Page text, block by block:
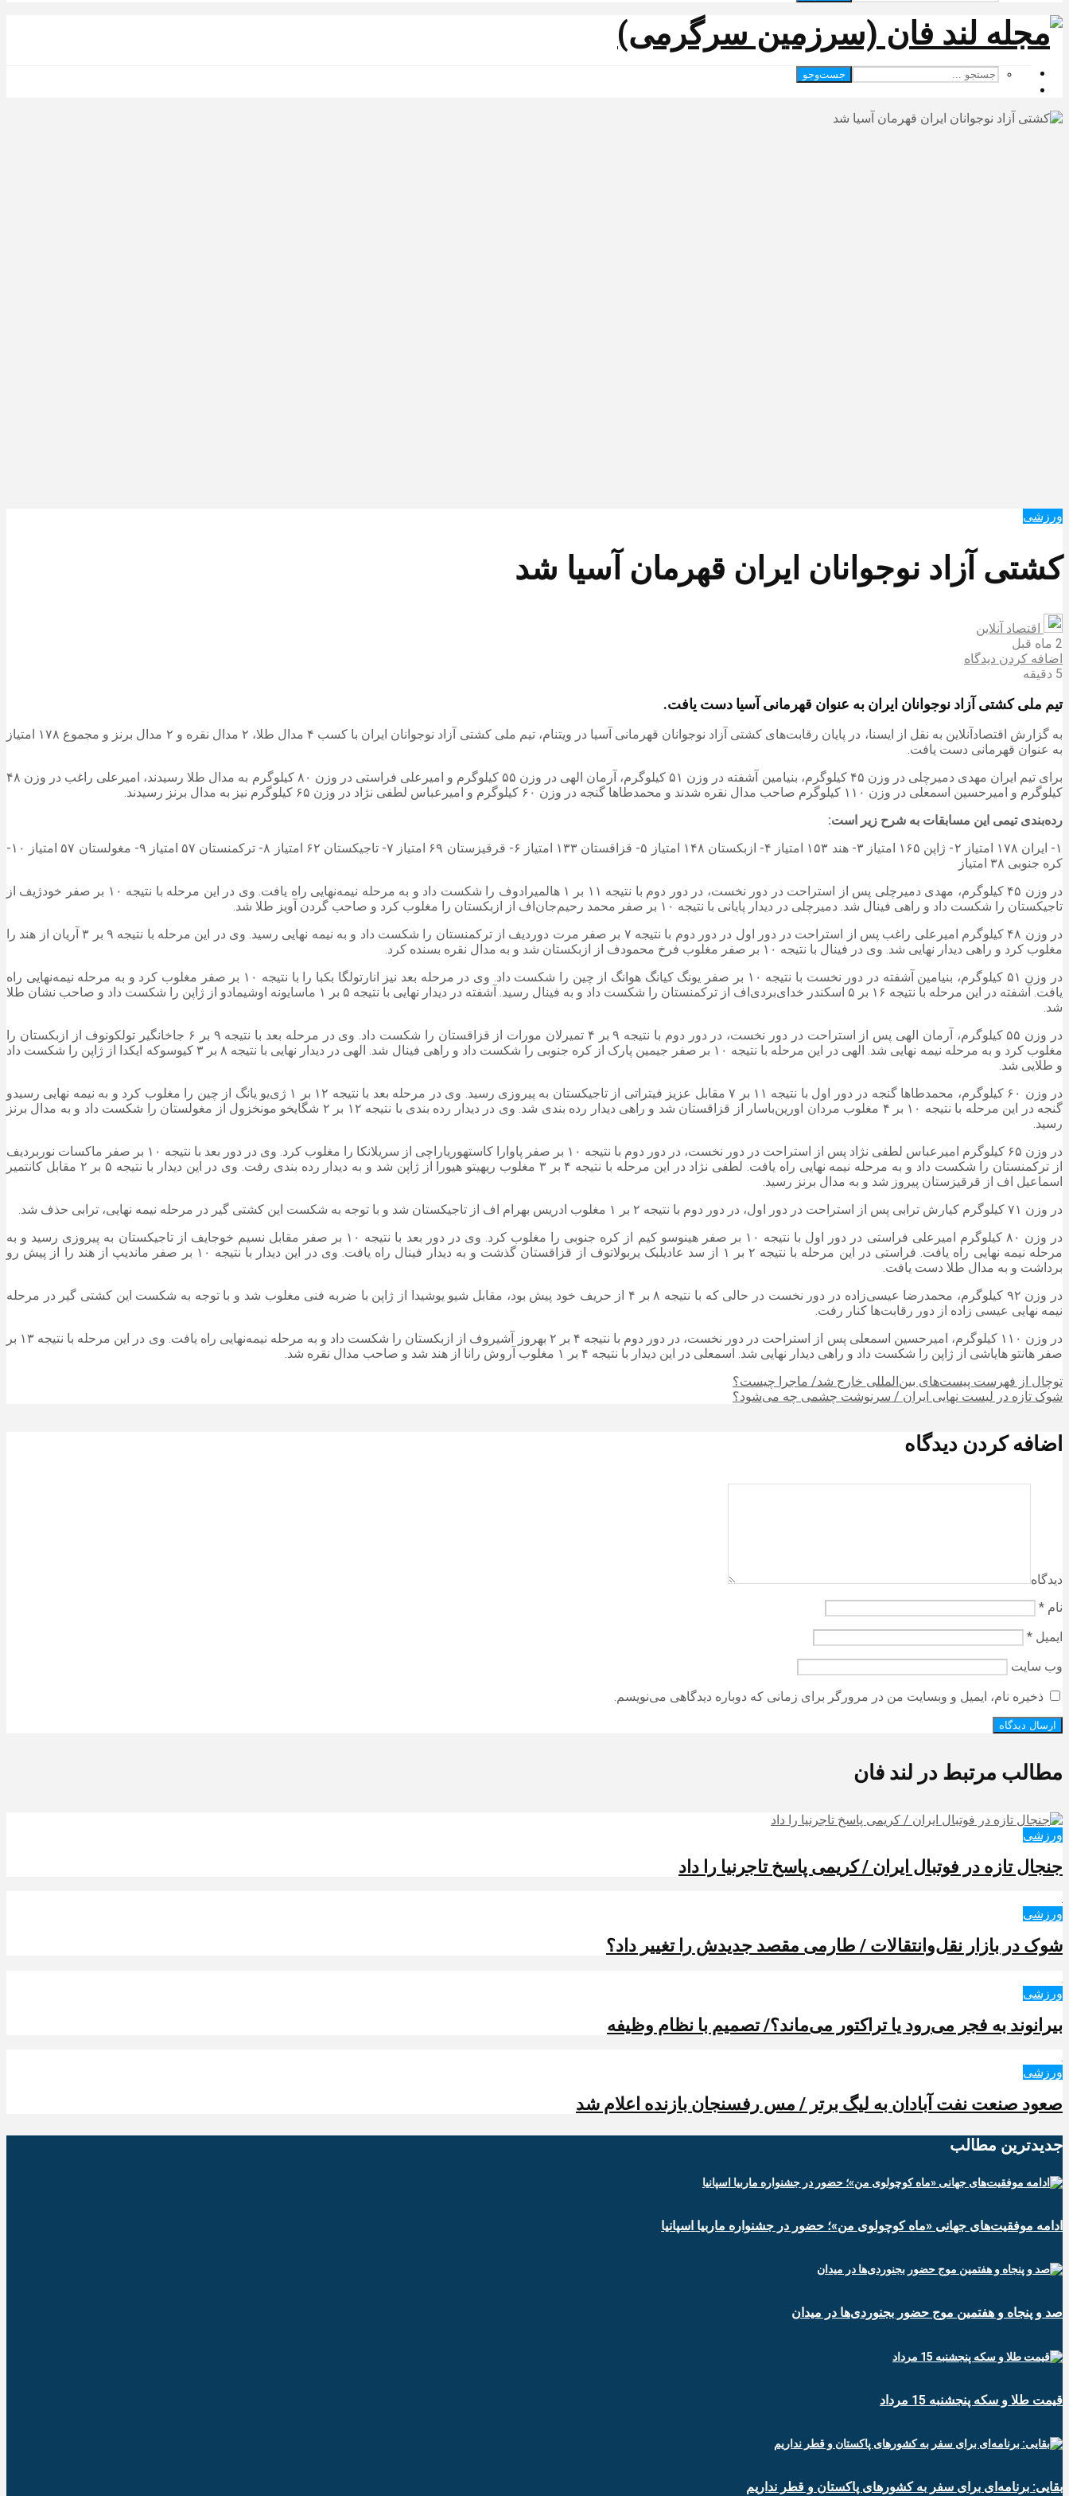
جست‌وجو
ورزشی
کشتی آزاد نوجوانان ایران قهرمان آسیا شد
اقتصاد آنلاین
2 ماه قبل
اضافه کردن دیدگاه
5 دقیقه
تیم ملی کشتی آزاد نوجوانان ایران به عنوان قهرمانی آسیا دست یافت.
به گزارش اقتصادآنلاین به نقل از ایسنا، در پایان رقابت‌های کشتی آزاد نوجوانان قهرمانی آسیا در ویتنام، تیم ملی کشتی آزاد نوجوانان ایران با کسب ۴ مدال طلا، ۲ مدال نقره و ۲ مدال برنز و مجموع ۱۷۸ امتیاز
به عنوان قهرمانی دست یافت.
برای تیم ایران مهدی دمیرچلی در وزن ۴۵ کیلوگرم، بنیامین آشفته در وزن ۵۱ کیلوگرم، آرمان الهی در وزن ۵۵ کیلوگرم و امیرعلی فراستی در وزن ۸۰ کیلوگرم به مدال طلا رسیدند، امیرعلی راغب در وزن ۴۸
کیلوگرم و امیرحسین اسمعلی در وزن ۱۱۰ کیلوگرم صاحب مدال نقره شدند و محمدطا‌ها گنجه در وزن ۶۰ کیلوگرم و امیرعباس لطفی نژاد در وزن ۶۵ کیلوگرم نیز به مدال برنز رسیدند.
رده‌بندی تیمی این مسابقات به شرح زیر است:
۱- ایران ۱۷۸ امتیاز ۲- ژاپن ۱۶۵ امتیاز ۳- هند ۱۵۳ امتیاز ۴- ازبکستان ۱۴۸ امتیاز ۵- قزاقستان ۱۳۳ امتیاز ۶- قرقیزستان ۶۹ امتیاز ۷- تاجیکستان ۶۲ امتیاز ۸- ترکمنستان ۵۷ امتیاز ۹- مغولستان ۵۷ امتیاز ۱۰-
کره جنوبی ۳۸ امتیاز
در وزن ۴۵ کیلوگرم، مهدی دمیرچلی پس از استراحت در دور نخست، در دور دوم با نتیجه ۱۱ بر ۱ هالمیرادوف را شکست داد و به مرحله نیمه‌نهایی راه یافت. وی در این مرحله با نتیجه ۱۰ بر صفر خودژیف از
تاجیکستان را شکست داد و راهی فینال شد. دمیرچلی در دیدار پایانی با نتیجه ۱۰ بر صفر محمد رحیم‌جان‌اف از ازبکستان را مغلوب کرد و صاحب گردن آویز طلا شد.
در وزن ۴۸ کیلوگرم امیرعلی راغب پس از استراحت در دور اول در دور دوم با نتیجه ۷ بر صفر مرت دوردیف از ترکمنستان را شکست داد و به نیمه نهایی رسید. وی در این مرحله با نتیجه ۹ بر ۳ آریان از هند را
مغلوب کرد و راهی دیدار نهایی شد. وی در فینال با نتیجه ۱۰ بر صفر مغلوب فرخ محمودف از ازبکستان شد و به مدال نقره بسنده کرد.
در وزن ۵۱ کیلوگرم، بنیامین آشفته در دور نخست با نتیجه ۱۰ بر صفر یونگ کیانگ هوانگ از چین را شکست داد. وی در مرحله بعد نیز انارتولگا بکبا را با نتیجه ۱۰ بر صفر مغلوب کرد و به مرحله نیمه‌نهایی راه
یافت. آشفته در این مرحله با نتیجه ۱۶ بر ۵ اسکندر خدای‌بردی‌اف از ترکمنستان را شکست داد و به فینال رسید. آشفته در دیدار نهایی با نتیجه ۵ بر ۱ ماسایونه اوشیمادو از ژاپن را شکست داد و صاحب نشان طلا
شد.
در وزن ۵۵ کیلوگرم، آرمان الهی پس از استراحت در دور نخست، در دور دوم با نتیجه ۹ بر ۴ تمیرلان مورات از قزاقستان را شکست داد. وی در مرحله بعد با نتیجه ۹ بر ۶ جاخانگیر تولکونوف از ازبکستان را
مغلوب کرد و به مرحله نیمه نهایی شد. الهی در این مرحله با نتیجه ۱۰ بر صفر جیمین پارک از کره جنوبی را شکست داد و راهی فینال شد. الهی در دیدار نهایی با نتیجه ۸ بر ۳ کیوسوکه ایکدا از ژاپن را شکست داد
و طلایی شد.
در وزن ۶۰ کیلوگرم، محمدطا‌ها گنجه در دور اول با نتیجه ۱۱ بر ۷ مقابل عزیز فیتراتی از تاجیکستان به پیروزی رسید. وی در مرحله بعد با نتیجه ۱۲ بر ۱ ژی‌یو یانگ از چین را مغلوب کرد و به نیمه نهایی رسیدو
گنجه در این مرحله با نتیجه ۱۰ بر ۴ مغلوب مردان اورین‌باسار از قزاقستان شد و راهی دیدار رده بندی شد. وی در دیدار رده بندی با نتیجه ۱۲ بر ۲ شگایخو مونخزول از مغولستان را شکست داد و به مدال برنز
رسید.
در وزن ۶۵ کیلوگرم امیرعباس لطفی نژاد پس از استراحت در دور نخست، در دور دوم با نتیجه ۱۰ بر صفر پاوارا کاستهوریاراچی از سریلانکا را مغلوب کرد. وی در دور بعد با نتیجه ۱۰ بر صفر ماکسات نوربردیف
از ترکمنستان را شکست داد و به مرحله نیمه نهایی راه یافت. لطفی نژاد در این مرحله با نتیجه ۴ بر ۳ مغلوب ریهیتو هیورا از ژاپن شد و به دیدار رده بندی رفت. وی در این دیدار با نتیجه ۵ بر ۲ مقابل کانتمیر
اسماعیل اف از قرقیزستان پیروز شد و به مدال برنز رسید.
در وزن ۷۱ کیلوگرم کیارش ترابی پس از استراحت در دور اول، در دور دوم با نتیجه ۲ بر ۱ مغلوب ادریس بهرام اف از تاجیکستان شد و با توجه به شکست این کشتی گیر در مرحله نیمه نهایی، ترابی حذف شد.
در وزن ۸۰ کیلوگرم امیرعلی فراستی در دور اول با نتیجه ۱۰ بر صفر هینوسو کیم از کره جنوبی را مغلوب کرد. وی در دور بعد با نتیجه ۱۰ بر صفر مقابل نسیم خوجایف از تاجیکستان به پیروزی رسید و به
مرحله نیمه نهایی راه یافت. فراستی در این مرحله با نتیجه ۲ بر ۱ از سد عادیلبک یربولاتوف از قزاقستان گذشت و به دیدار فینال راه یافت. وی در این دیدار با نتیجه ۱۰ بر صفر ماندیپ از هند را از پیش رو
برداشت و به مدال طلا دست یافت.
در وزن ۹۲ کیلوگرم، محمدرضا عیسی‌زاده در دور نخست در حالی که با نتیجه ۸ بر ۴ از حریف خود پیش بود، مقابل شیو یوشیدا از ژاپن با ضربه فنی مغلوب شد و با توجه به شکست این کشتی گیر در مرحله
نیمه نهایی عیسی زاده از دور رقابت‌ها کنار رفت.
در وزن ۱۱۰ کیلوگرم، امیرحسین اسمعلی پس از استراحت در دور نخست، در دور دوم با نتیجه ۴ بر ۲ بهروز آشیروف از ازبکستان را شکست داد و به مرحله نیمه‌نهایی راه یافت. وی در این مرحله با نتیجه ۱۳ بر
صفر هانتو هایاشی از ژاپن را شکست داد و راهی دیدار نهایی شد. اسمعلی در این دیدار با نتیجه ۴ بر ۱ مغلوب آروش رانا از هند شد و صاحب مدال نقره شد.
توچال از فهرست پیست‌های بین‌المللی خارج شد/ ماجرا چیست؟
شوک تازه در لیست نهایی ایران / سرنوشت چشمی چه می‌شود؟
اضافه کردن دیدگاه
دیدگاه
نام *
ایمیل *
وب‌ سایت
ذخیره نام، ایمیل و وبسایت من در مرورگر برای زمانی که دوباره دیدگاهی می‌نویسم.
مطالب مرتبط در لند فان
ورزشی
جنجال تازه در فوتبال ایران / کریمی پاسخ تاجرنیا را داد
ورزشی
شوک در بازار نقل‌وانتقالات / طارمی مقصد جدیدش را تغییر داد؟
ورزشی
بیرانوند به فجر می‌رود یا تراکتور می‌ماند؟/ تصمیم با نظام وظیفه
ورزشی
صعود صنعت نفت آبادان به لیگ برتر / مس رفسنجان بازنده اعلام شد
جدیدترین‌ مطالب
ادامه موفقیت‌های جهانی «ماه کوچولوی من»؛ حضور در جشنواره ماربیا اسپانیا
صد و پنجاه و هفتمین موج حضور بجنوردی‌ها در میدان
قیمت طلا و سکه پنجشنبه 15 مرداد
بقایی: برنامه‌ای برای سفر به کشورهای پاکستان و قطر نداریم